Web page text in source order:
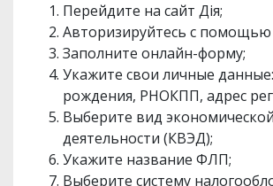
Перейдите на сайт Дія;
Авторизируйтесь с
Заполните онлайн-форму;
Укажите свои личные
рождения, РНОКПП, адрес
Выберите вид экономической
деятельности (КВЭД);
Укажите название ФЛП;
Выберите систему